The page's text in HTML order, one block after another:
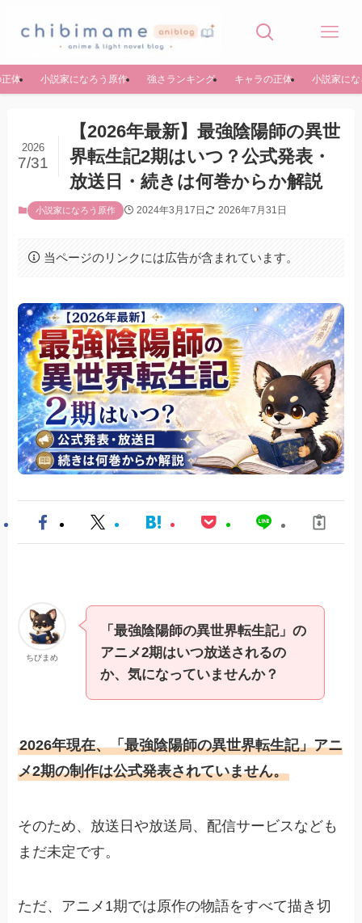
体 小説家になろう原作 強さランキング キャラの正体 小説家に
【2026年最新】最強陰陽師の異世
界転生記2期はいつ？公式発表・
放送日・続きは何巻からか解説
2026
7/31
小説家になろう原作 2024年3月17日 2026年7月31日
当ページのリンクには広告が含まれています。
ちびまめ
「最強陰陽師の異世界転生記」の
アニメ2期はいつ放送されるの
か、気になっていませんか？
2026年現在、「最強陰陽師の異世界転生記」アニ
メ2期の制作は公式発表されていません。
そのため、放送日や放送局、配信サービスなども
まだ未定です。
ただ、アニメ1期では原作の物語をすべて描き切